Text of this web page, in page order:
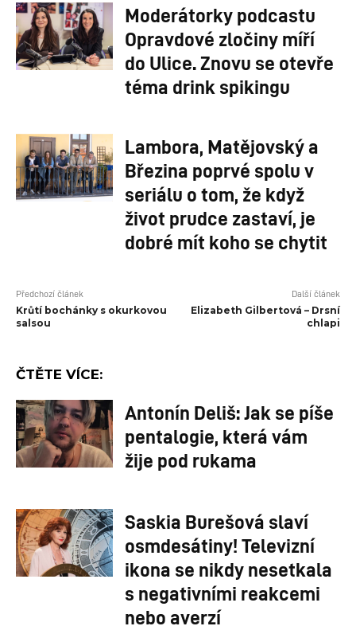
Moderátorky podcastu
Opravdové zločiny míří
do Ulice. Znovu se otevře
téma drink spikingu
Lambora, Matějovský a
Březina poprvé spolu v
seriálu o tom, že když
život prudce zastaví, je
dobré mít koho se chytit
Předchozí článek
Krůtí bochánky s okurkovou
salsou
Další článek
Elizabeth Gilbertová – Drsní
chlapi
ČTĚTE VÍCE:
Antonín Deliš: Jak se píše
pentalogie, která vám
žije pod rukama
Saskia Burešová slaví
osmdesátiny! Televizní
ikona se nikdy nesetkala
s negativními reakcemi
nebo averzí